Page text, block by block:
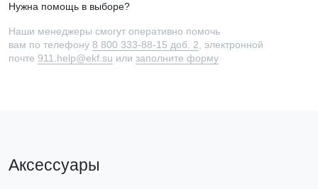
Нужна помощь в выборе?
Наши менеджеры смогут оперативно помочь
вам по телефону 8 800 333-88-15 доб. 2 , электронной
почте 911.help@ekf.su или заполните форму
Аксессуары